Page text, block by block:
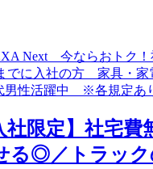
社限定】社宅費
る◎／トラック